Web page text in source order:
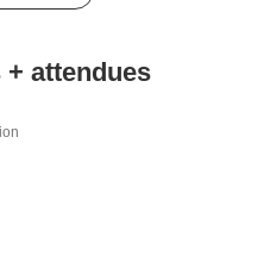
attendues